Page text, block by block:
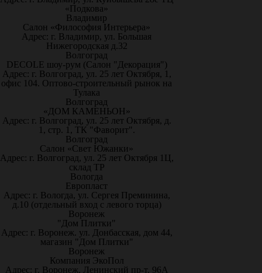
«Подкова»
Владимир
Салон «Философия Интерьера»
Адрес: г. Владимир, ул. Большая
Нижегородская д.32
Волгоград
DECOLE шоу-рум (Салон "Декорация")
Адрес: г. Волгоград, ул. 25 лет Октября, 1,
офис 104. Оптово-строительный рынок на
Тулака
Волгоград
«ДОМ КАМЕНЬОН»
Адрес: г. Волгоград, ул. 25 лет Октября, д.
1, стр. 1, ТК "Фаворит".
Волгоград
Салон «Свет Южанки»
Адрес: г. Волгоград, ул. 25 лет Октября 1Ц,
склад ТР
Вологда
Европласт
Адрес: г. Вологда, ул. Сергея Преминина,
д.10 (отдельный вход с левого торца)
Воронеж
"Дом Плитки"
Адрес: г. Воронеж. ул. Донбасская, дом 44,
магазин "Дом Плитки"
Воронеж
Компания ЭкоПол
Адрес: г. Воронеж, Ленинский пр-т, 96А